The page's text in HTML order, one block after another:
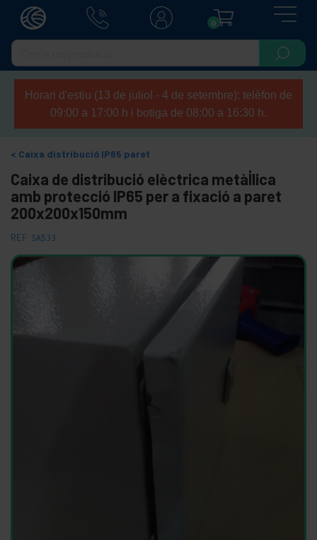
0
Horari d'estiu (13 de juliol - 4 de setembre): telèfon de
09:00 a 17:00 h i botiga de 08:00 a 16:30 h.
Caixa distribució IP65 paret
Caixa de distribució elèctrica metàl·lica
amb protecció IP65 per a fixació a paret
200x200x150mm
REF: SA533